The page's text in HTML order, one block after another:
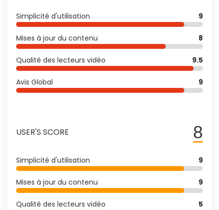
Simplicité d'utilisation 9
Mises à jour du contenu 8
Qualité des lecteurs vidéo 9.5
Avis Global 9
8
USER'S SCORE
Simplicité d'utilisation 9
Mises à jour du contenu 9
Qualité des lecteurs vidéo 5